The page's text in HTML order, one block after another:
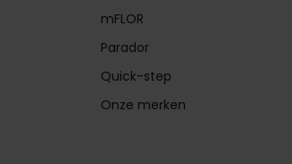
mFLOR
Parador
Quick-step
Onze merken